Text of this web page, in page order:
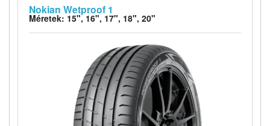
Nokian Wetproof 1
Méretek: 15", 16", 17", 18", 20"